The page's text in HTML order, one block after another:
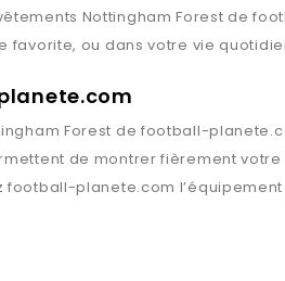
Nottingham Forest de
favorite, ou dans votre vie
Forest de football-
de montrer fièrement
football-planete.com